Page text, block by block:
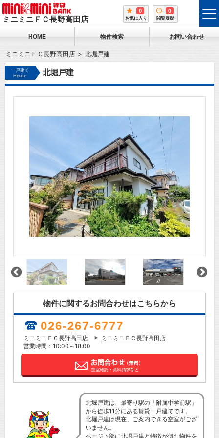
ミニミニＦＣ長野高田店
0
お気に入り
0
閲覧履歴
HOME 物件検索 お問い合わせ
ミニミニＦＣ長野高田店 北堀戸建
一戸建て
House
北堀戸建
物件に関するお問合わせはこちらから
026-267-6777
ミニミニＦＣ長野高田店
ミニミニＦＣ長野高田店
営業時間：10:00～18:00
北堀戸建は、最寄り駅の「附属中学前駅」
から徒歩11分にある賃貸一戸建てです。
北堀戸建は現在、ご案内できる空室がござ
いません。
ページ下部に北堀戸建と特徴が似た物件を